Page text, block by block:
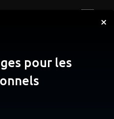
sans fil
×
pour les